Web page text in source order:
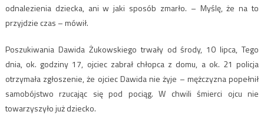
odnalezienia dziecka, ani w jaki sposób zmarło. – Myślę, że na to
przyjdzie czas – mówił.
Poszukiwania Dawida Żukowskiego trwały od środy, 10 lipca, Tego
dnia, ok. godziny 17, ojciec zabrał chłopca z domu, a ok. 21 policja
otrzymała zgłoszenie, że ojciec Dawida nie żyje – mężczyzna popełnił
samobójstwo rzucając się pod pociąg. W chwili śmierci ojcu nie
towarzyszyło już dziecko.